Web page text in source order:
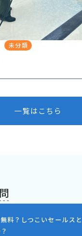
未分類
一覧はこちら
料？しつこいセールス